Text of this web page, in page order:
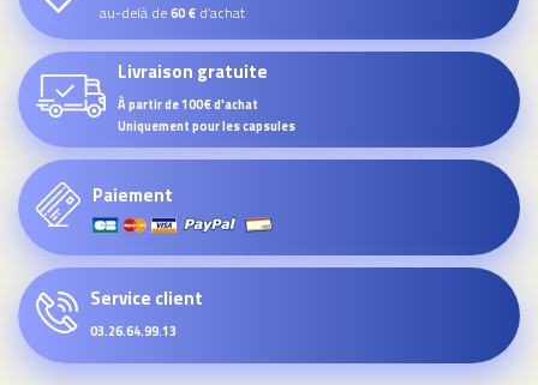
au-delà de60 € d’achat
Livraison gratuite
À partir de 100€ d'achat
Uniquement pour les capsules
Paiement
Service client
03.26.64.99.13